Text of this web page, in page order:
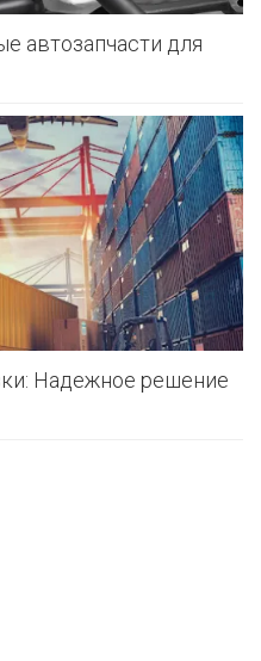
автозапчасти для
Надежное решение